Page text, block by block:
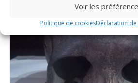
Voir les
Politique de cookiesDéclaration